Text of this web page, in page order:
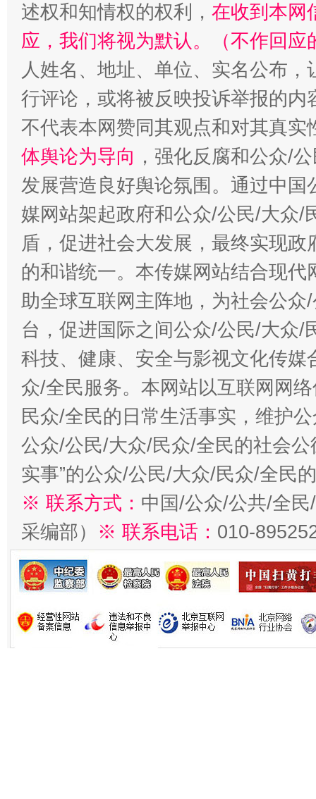
招工难、用工荒背后
述权和知情权的权利， 在收到本网
应，我们将视为默认。（不作回应
人姓名、地址、单位、实名公布
行评论，或将被反映投诉举报的
不代表本网赞同其观点和对其真实
体舆论为导向 ，强化反腐和公众/
发展营造良好舆论氛围。通过中
媒网站架起政府和公众/公民/大众/
盾，促进社会大发展，最终实现
的和谐统一。本传媒网站结合现
助全球互联网主阵地，为社会公
台，促进国际之间公众/公民/大众/
科技、健康、安全与影视文化传
众/全民服务。本网站以互联网网
民众/全民的日常生活事实，维护
公众/公民/大众/民众/全民的社会公
实事”的公众/公民/大众/民众/全民
※ 联系方式： 中国/公众/公共/全
采编部） ※ 联系电话： 010-